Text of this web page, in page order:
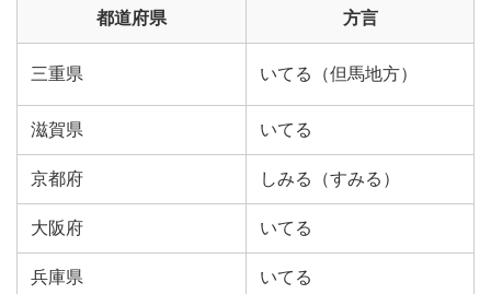
都道府県 方言
三重県 いてる（但馬地方）
滋賀県 いてる
京都府 しみる（すみる）
大阪府 いてる
兵庫県 いてる